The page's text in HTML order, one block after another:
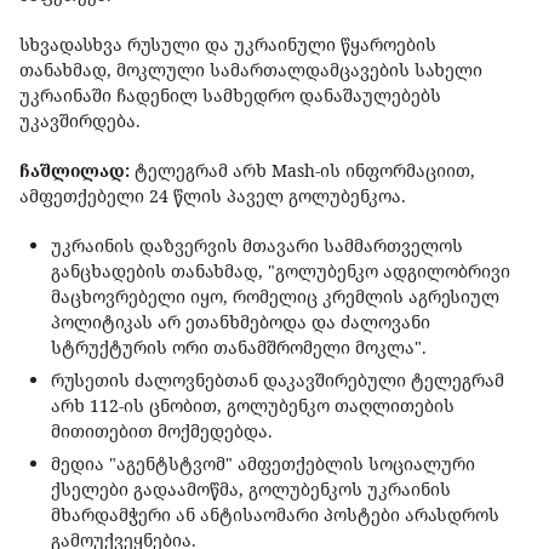
სხვადასხვა რუსული და უკრაინული წყაროების
თანახმად, მოკლული სამართალდამცავების სახელი
უკრაინაში ჩადენილ სამხედრო დანაშაულებებს
უკავშირდება.
ჩაშლილად: ტელეგრამ არხ Mash-ის ინფორმაციით,
ამფეთქებელი 24 წლის პაველ გოლუბენკოა.
უკრაინის დაზვერვის მთავარი სამმართველოს
განცხადების თანახმად, "გოლუბენკო ადგილობრივი
მაცხოვრებელი იყო, რომელიც კრემლის აგრესიულ
პოლიტიკას არ ეთანხმებოდა და ძალოვანი
სტრუქტურის ორი თანამშრომელი მოკლა".
რუსეთის ძალოვნებთან დაკავშირებული ტელეგრამ
არხ 112-ის ცნობით, გოლუბენკო თაღლითების
მითითებით მოქმედებდა.
მედია "აგენტსტვომ" ამფეთქებლის სოციალური
ქსელები გადაამოწმა, გოლუბენკოს უკრაინის
მხარდამჭერი ან ანტისაომარი პოსტები არასდროს
გამოუქვეყნებია.